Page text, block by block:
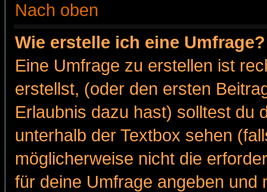
Nach oben
Wie erstelle ich eine Umfrage?
Eine Umfrage zu erstellen ist
erstellst, (oder den ersten
Erlaubnis dazu hast) solltest du
unterhalb der Textbox sehen
möglicherweise nicht die
für deine Umfrage angeben und